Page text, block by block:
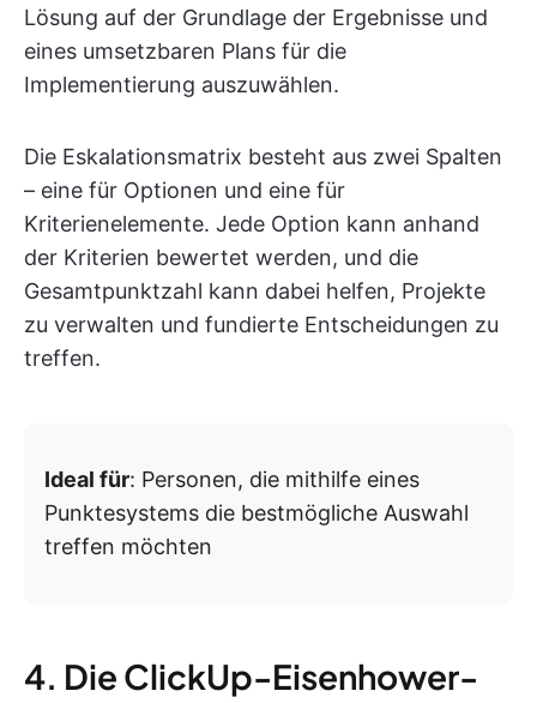
Lösung auf der Grundlage der Ergebnisse und
eines umsetzbaren Plans für die
Implementierung auszuwählen.
Die Eskalationsmatrix besteht aus zwei Spalten
– eine für Optionen und eine für
Kriterienelemente. Jede Option kann anhand
der Kriterien bewertet werden, und die
Gesamtpunktzahl kann dabei helfen, Projekte
zu verwalten und fundierte Entscheidungen zu
treffen.
Ideal für: Personen, die mithilfe eines
Punktesystems die bestmögliche Auswahl
treffen möchten
4. Die ClickUp-Eisenhower-